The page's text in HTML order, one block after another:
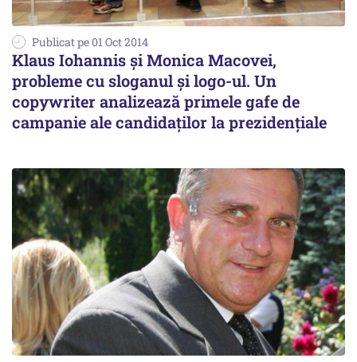
Publicat pe 01 Oct 2014
Klaus Iohannis și Monica Macovei,
probleme cu sloganul și logo-ul. Un
copywriter analizează primele gafe de
campanie ale candidaților la prezidențiale